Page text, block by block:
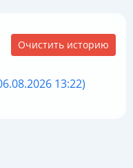
Очистить историю
13:22)